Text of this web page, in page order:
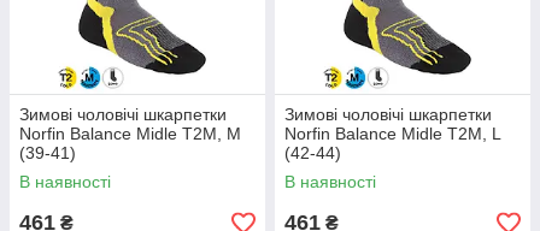
Зимові чоловічі шкарпетки
Norfin Balance Midle T2M, M
(39-41)
В наявності
461 ₴
Зимові чоловічі шкарпетки
Norfin Balance Midle T2M, L
(42-44)
В наявності
461 ₴